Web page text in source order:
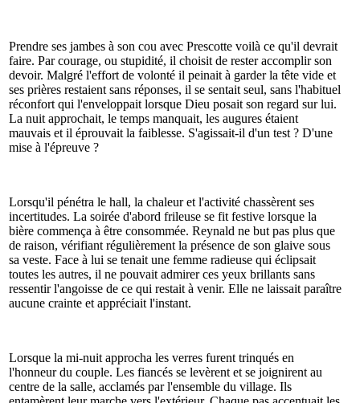
Prendre ses jambes à son cou avec Prescotte voilà ce qu'il devrait
faire. Par courage, ou stupidité, il choisit de rester accomplir son
devoir. Malgré l'effort de volonté il peinait à garder la tête vide et
ses prières restaient sans réponses, il se sentait seul, sans l'habituel
réconfort qui l'enveloppait lorsque Dieu posait son regard sur lui.
La nuit approchait, le temps manquait, les augures étaient
mauvais et il éprouvait la faiblesse. S'agissait-il d'un test ? D'une
mise à l'épreuve ?
Lorsqu'il pénétra le hall, la chaleur et l'activité chassèrent ses
incertitudes. La soirée d'abord frileuse se fit festive lorsque la
bière commença à être consommée. Reynald ne but pas plus que
de raison, vérifiant régulièrement la présence de son glaive sous
sa veste. Face à lui se tenait une femme radieuse qui éclipsait
toutes les autres, il ne pouvait admirer ces yeux brillants sans
ressentir l'angoisse de ce qui restait à venir. Elle ne laissait paraître
aucune crainte et appréciait l'instant.
Lorsque la mi-nuit approcha les verres furent trinqués en
l'honneur du couple. Les fiancés se levèrent et se joignirent au
centre de la salle, acclamés par l'ensemble du village. Ils